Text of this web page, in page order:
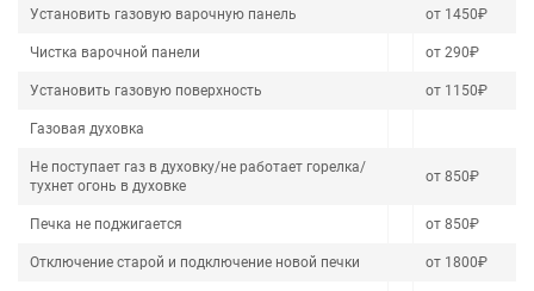
Установить газовую варочную панель от 1450₽
Чистка варочной панели от 290₽
Установить газовую поверхность от 1150₽
Газовая духовка
Не поступает газ в духовку/не работает горелка/
тухнет огонь в духовке
от 850₽
Печка не поджигается от 850₽
Отключение старой и подключение новой печки от 1800₽